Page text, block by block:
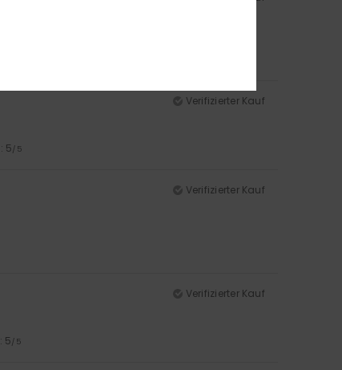
Verifizierter Kauf
: 5/5
Verifizierter Kauf
Verifizierter Kauf
: 5/5